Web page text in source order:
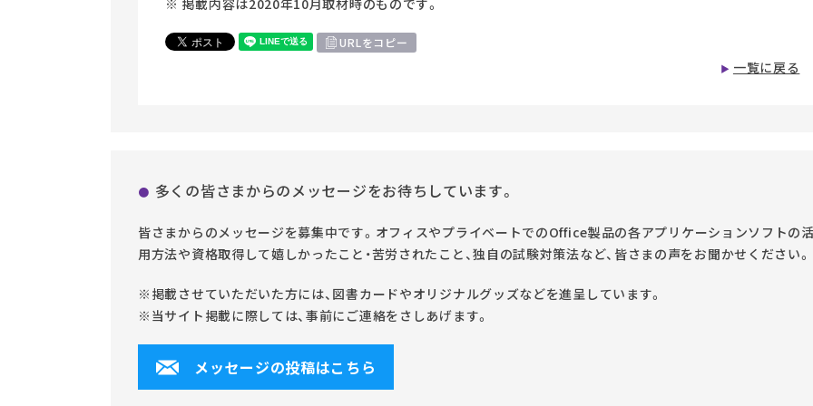
※ 掲載内容は2020年10月取材時のものです。
URLをコピー
一覧に戻る
多くの皆さまからのメッセージをお待ちしています。
皆さまからのメッセージを募集中です。オフィスやプライベートでのOffice製品の各アプリケーションソフトの
用方法や資格取得して嬉しかったこと・苦労されたこと、独自の試験対策法など、皆さまの声をお聞かせください。
※掲載させていただいた方には、図書カードやオリジナルグッズなどを進呈しています。
※当サイト掲載に際しては、事前にご連絡をさしあげます。
メッセージの投稿はこちら